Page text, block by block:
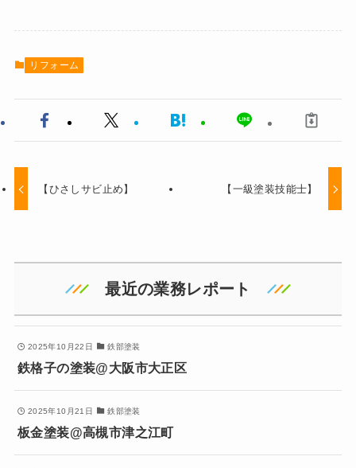
リフォーム
【ひさしサビ止め】 【一級塗装技能士】
最近の業務レポート
2025年10月22日 鉄部塗装
鉄格子の塗装@大阪市大正区
2025年10月21日 鉄部塗装
板金塗装@高槻市津之江町